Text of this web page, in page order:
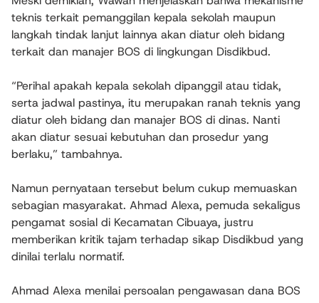
teknis terkait pemanggilan kepala sekolah maupun
langkah tindak lanjut lainnya akan diatur oleh bidang
terkait dan manajer BOS di lingkungan Disdikbud.
“Perihal apakah kepala sekolah dipanggil atau tidak,
serta jadwal pastinya, itu merupakan ranah teknis yang
diatur oleh bidang dan manajer BOS di dinas. Nanti
akan diatur sesuai kebutuhan dan prosedur yang
berlaku,” tambahnya.
Namun pernyataan tersebut belum cukup memuaskan
sebagian masyarakat. Ahmad Alexa, pemuda sekaligus
pengamat sosial di Kecamatan Cibuaya, justru
memberikan kritik tajam terhadap sikap Disdikbud yang
dinilai terlalu normatif.
Ahmad Alexa menilai persoalan pengawasan dana BOS